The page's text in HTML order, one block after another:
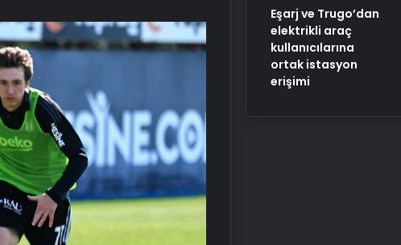
Eşarj ve Trugo’dan
elektrikli araç
kullanıcılarına
ortak istasyon
erişimi